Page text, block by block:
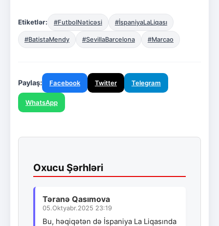
Etiketlər: #FutbolNəticəsi #İspaniyaLaLiqası
#BatistaMendy #SevillaBarcelona #Marcao
Paylaş: Facebook Twitter Telegram
WhatsApp
Oxucu Şərhləri
Təranə Qasımova
05.Oktyabr.2025 23:19
Bu, həqiqətən də İspaniya La Liqasında